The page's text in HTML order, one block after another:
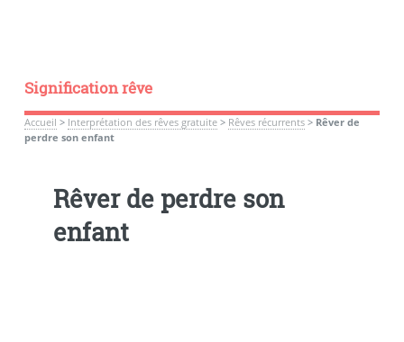
Signification rêve
Accueil > Interprétation des rêves gratuite> Rêves récurrents> Rêver de
perdre son enfant
Rêver de perdre son
enfant